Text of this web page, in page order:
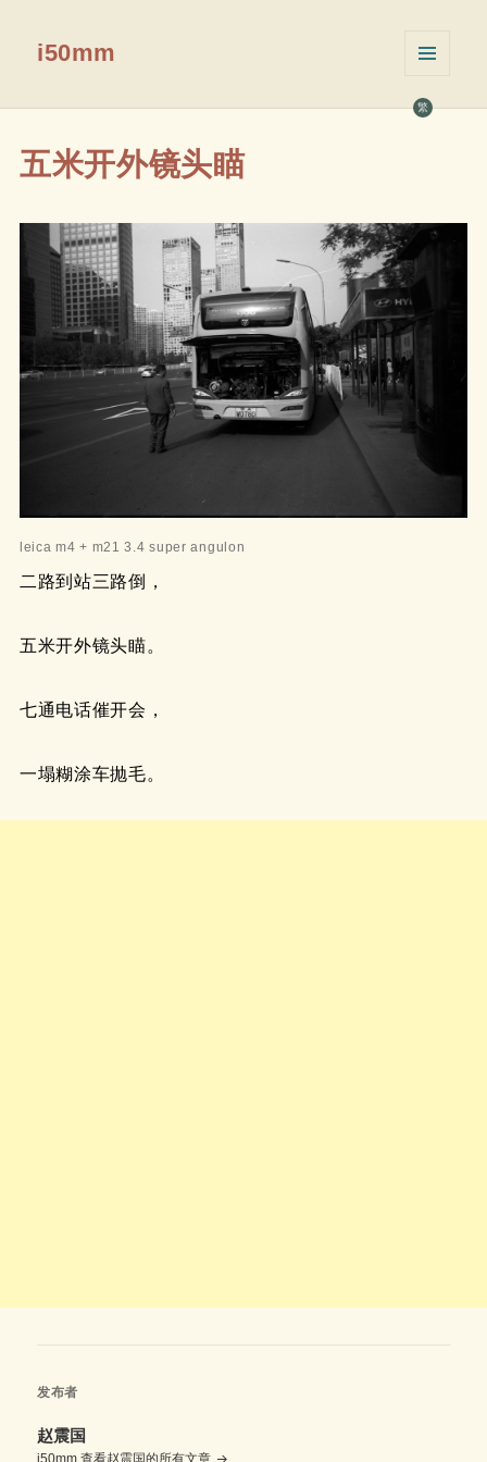
繁
i50mm
挂件
五米开外镜头瞄
leica m4 + m21 3.4 super angulon
二路到站三路倒，
五米开外镜头瞄。
七通电话催开会，
一塌糊涂车抛毛。
发布者
赵震国